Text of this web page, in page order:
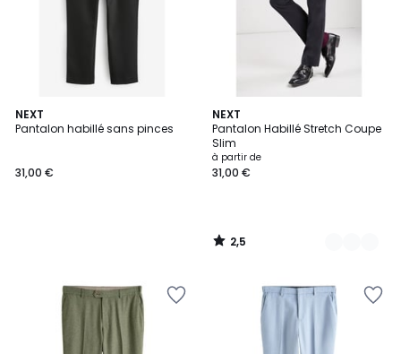
NEXT
Pantalon habillé sans pinces
31,00 €
NEXT
Pantalon Habillé Stretch Coupe
Slim
à partir de
31,00 €
2,5
/ 5
3
Couleurs
2,5
/